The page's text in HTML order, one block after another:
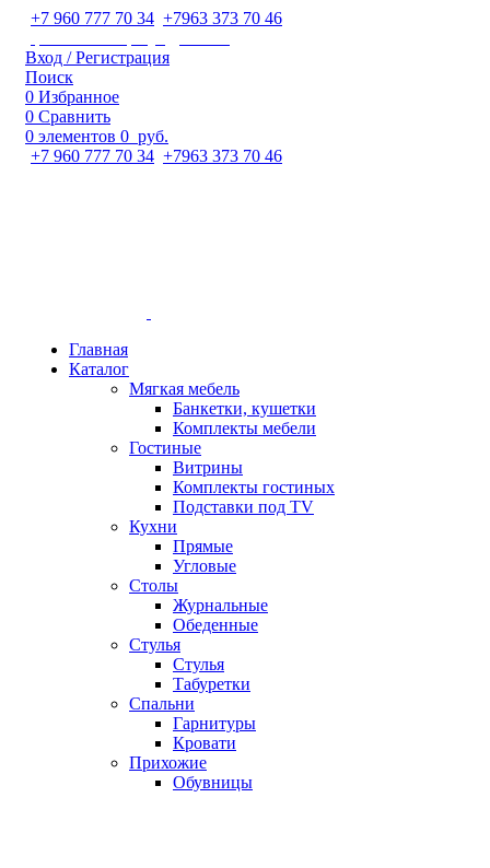
+7 960 777 70 34 +7963 373 70 46
Вход / Регистрация
Поиск
0 Избранное
0 Сравнить
0 элементов 0 руб.
+7 960 777 70 34 +7963 373 70 46
Главная
Каталог
Мягкая мебель
Банкетки, кушетки
Комплекты мебели
Гостиные
Витрины
Комплекты гостиных
Подставки под TV
Кухни
Прямые
Угловые
Столы
Журнальные
Обеденные
Стулья
Стулья
Табуретки
Спальни
Гарнитуры
Кровати
Прихожие
Обувницы